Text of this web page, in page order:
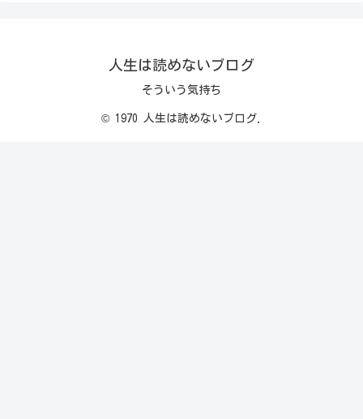
人生は読めないブログ
そういう気持ち
© 1970 人生は読めないブログ.